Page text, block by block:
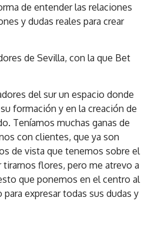
de entender las relaciones
y dudas reales para crear
de Sevilla, con la que Bet
del sur un espacio donde
formación y en la creación de
Teníamos muchas ganas de
con clientes, que ya son
de vista que tenemos sobre el
flores, pero me atrevo a
que ponemos en el centro al
expresar todas sus dudas y